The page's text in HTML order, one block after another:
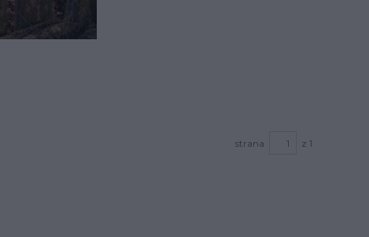
strana z 1